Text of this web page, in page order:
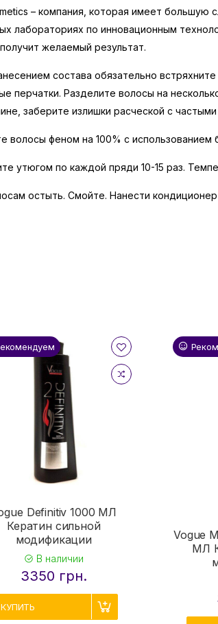
– компания, которая имеет большую
лабораториях по инновационным
желаемый результат.
состава обязательно
перчатки. Разделите волосы на
заберите излишки расческой с
волосы феном на 100% с использованием
утюгом по каждой пряди 10-15 раз.
остыть. Смойте. Нанести
Definitiv 1000 МЛ
Кератин сильной
модификации
В наличии
3350 грн.
КУПИТЬ
Vogue
МЛ